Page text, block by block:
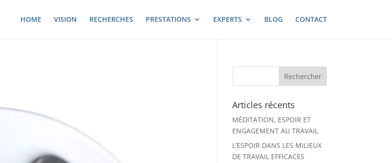
HOME VISION RECHERCHES PRESTATIONS EXPERTS BLOG CONTACT
Articles récents
MÉDITATION, ESPOIR ET
ENGAGEMENT AU TRAVAIL
L’ESPOIR DANS LES MILIEUX
DE TRAVAIL EFFICACES